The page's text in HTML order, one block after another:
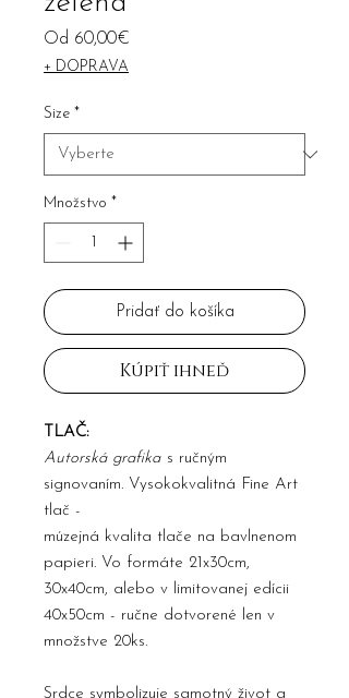
Od 60,00€
+ DOPRAVA
Size *
Množstvo *
Pridať do košíka
Kúpiť ihneď
TLAČ:
Autorská grafika s ručným
signovaním. Vysokokvalitná Fine Art
tlač -
múzejná kvalita tlače na bavlnenom
papieri. Vo formáte 21x30cm,
30x40cm, alebo v limitovanej edícii
40x50cm - ručne dotvorené len v
množstve 20ks.
Srdce symbolizuje samotný život a